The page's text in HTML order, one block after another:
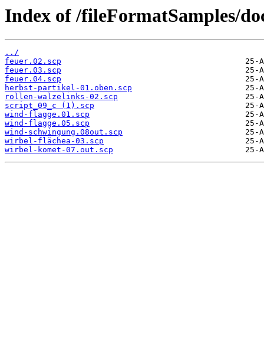
Index of /fileFormatSamples/
../
feuer.02.scp
feuer.03.scp
feuer.04.scp
herbst-partikel-01.oben.scp
rollen-walzelinks-02.scp
script_09_c (1).scp
wind-flagge.01.scp
wind-flagge.05.scp
wind-schwingung.08out.scp
wirbel-flächea-03.scp
wirbel-komet-07.out.scp